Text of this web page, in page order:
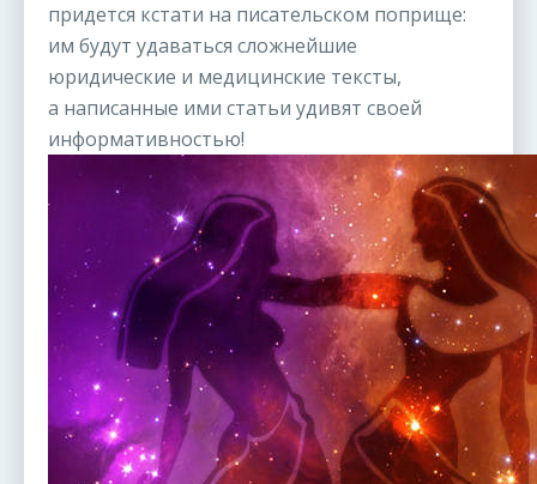
придется кстати на писательском поприще:
им будут удаваться сложнейшие
юридические и медицинские тексты,
а написанные ими статьи удивят своей
информативностью!